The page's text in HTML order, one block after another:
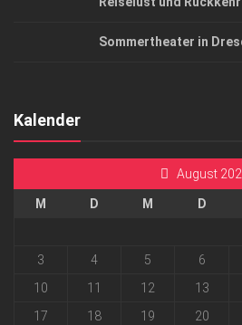
Sommertheater in
Kalender
August
M D M D
3
4 5 6
10
11 12 13
17
18 19 20